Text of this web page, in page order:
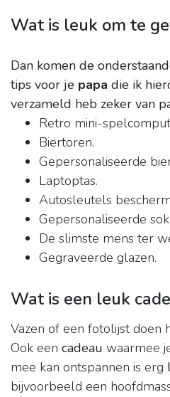
Wat is leuk om te
Dan komen de
tips voor je papa die ik
verzameld heb zeker van
Retro mini-
Biertoren.
Gepersonaliseerde
Laptoptas.
Autosleutels
Gepersonaliseerde
De slimste mens ter
Gegraveerde glazen.
Wat is een leuk
Vazen of een fotolijst doen
Ook een cadeau waarmee
mee kan ontspannen is erg
bijvoorbeeld een